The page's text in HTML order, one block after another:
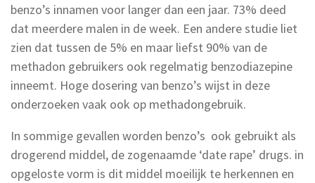
benzo’s innamen voor langer dan een jaar. 73% deed
dat meerdere malen in de week. Een andere studie liet
zien dat tussen de 5% en maar liefst 90% van de
methadon gebruikers ook regelmatig benzodiazepine
inneemt. Hoge dosering van benzo’s wijst in deze
onderzoeken vaak ook op methadongebruik.
In sommige gevallen worden benzo’s ook gebruikt als
drogerend middel, de zogenaamde ‘date rape’ drugs. in
opgeloste vorm is dit middel moeilijk te herkennen en